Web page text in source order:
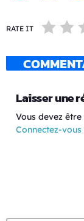
RATE IT
Laisser une
Vous devez
Connectez-